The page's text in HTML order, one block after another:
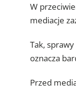
W
mediacje
Tak, sprawy
oznacza
Przed